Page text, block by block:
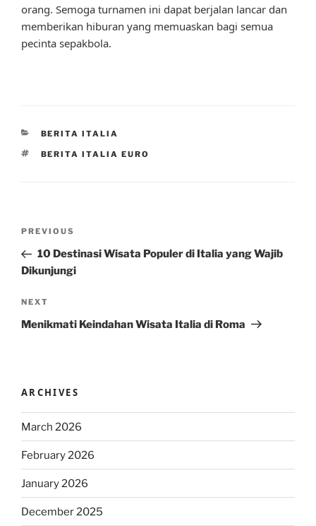
orang. Semoga turnamen ini dapat berjalan lancar dan
memberikan hiburan yang memuaskan bagi semua
pecinta sepakbola.
CATEGORIES
BERITA ITALIA
TAGS
BERITA ITALIA EURO
Previous
Post
PREVIOUS
10 Destinasi Wisata Populer di Italia yang Wajib
Dikunjungi
Next
Post
NEXT
Menikmati Keindahan Wisata Italia di Roma
ARCHIVES
March 2026
February 2026
January 2026
December 2025